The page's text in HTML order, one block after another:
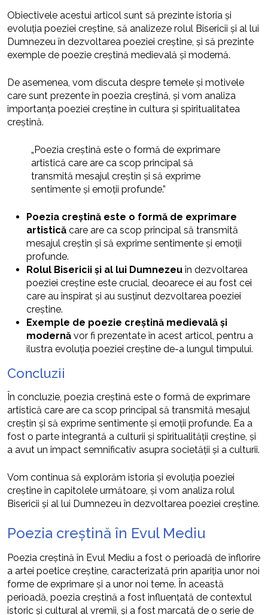
Obiectivele acestui articol sunt să prezinte istoria și
evoluția poeziei creștine, să analizeze rolul Bisericii și al lui
Dumnezeu în dezvoltarea poeziei creștine, și să prezinte
exemple de poezie creștină medievală și modernă.
De asemenea, vom discuta despre temele și motivele
care sunt prezente în poezia creștină, și vom analiza
importanța poeziei creștine în cultura și spiritualitatea
creștină.
„Poezia creștină este o formă de exprimare
artistică care are ca scop principal să
transmită mesajul creștin și să exprime
sentimente și emoții profunde.”
Poezia creștină este o formă de exprimare
artistică care are ca scop principal să transmită
mesajul creștin și să exprime sentimente și emoții
profunde.
Rolul Bisericii și al lui Dumnezeuîn dezvoltarea
poeziei creștine este crucial, deoarece ei au fost cei
care au inspirat și au susținut dezvoltarea poeziei
creștine.
Exemple de poezie creștină medievală și
modernă vor fi prezentate în acest articol, pentru a
ilustra evoluția poeziei creștine de-a lungul timpului.
Concluzii
În concluzie, poezia creștină este o formă de exprimare
artistică care are ca scop principal să transmită mesajul
creștin și să exprime sentimente și emoții profunde. Ea a
fost o parte integrantă a culturii și spiritualității creștine, și
a avut un impact semnificativ asupra societății și a culturii.
Vom continua să explorăm istoria și evoluția poeziei
creștine în capitolele următoare, și vom analiza rolul
Bisericii și al lui Dumnezeu în dezvoltarea poeziei creștine.
Poezia creștină în Evul Mediu
Poezia creștină în Evul Mediu a fost o perioadă de înflorire
a artei poetice creștine, caracterizată prin apariția unor noi
forme de exprimare și a unor noi teme. În această
perioadă, poezia creștină a fost influențată de contextul
istoric și cultural al vremii, și a fost marcată de o serie de